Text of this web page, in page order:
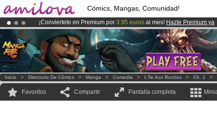
Cómics, Mangas, Comunidad!
¡Conviertete en Premium por 3.95 euros al mes! Hazte Premium ya
¡El Kickstarter Amilova está desormado lanzado!.
¡Ya tenemos 100000miembrosy 1000 Cómics y Mangas!.
Inicio > Directorio De Cómics > Manga > Comedia > L'île Aux Roches > Ch. 1 >
Favoritos Compartir Pantalla completa